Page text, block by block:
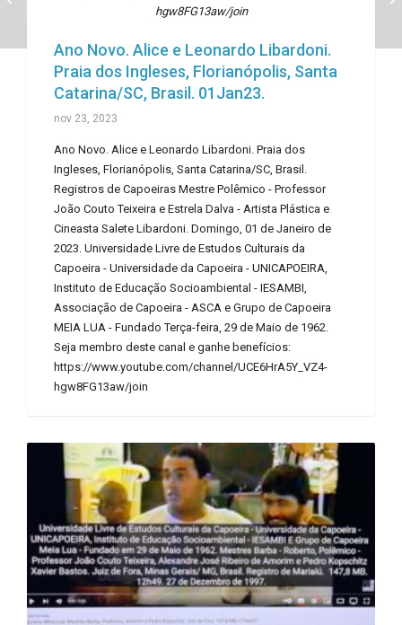
hgw8FG13aw/join
Ano Novo. Alice e Leonardo Libardoni.
Praia dos Ingleses, Florianópolis, Santa
Catarina/SC, Brasil. 01Jan23.
nov 23, 2023
Ano Novo. Alice e Leonardo Libardoni. Praia dos
Ingleses, Florianópolis, Santa Catarina/SC, Brasil.
Registros de Capoeiras Mestre Polêmico - Professor
João Couto Teixeira e Estrela Dalva - Artista Plástica e
Cineasta Salete Libardoni. Domingo, 01 de Janeiro de
2023. Universidade Livre de Estudos Culturais da
Capoeira - Universidade da Capoeira - UNICAPOEIRA,
Instituto de Educação Socioambiental - IESAMBI,
Associação de Capoeira - ASCA e Grupo de Capoeira
MEIA LUA - Fundado Terça-feira, 29 de Maio de 1962.
Seja membro deste canal e ganhe benefícios:
https://www.youtube.com/channel/UCE6HrA5Y_VZ4-
hgw8FG13aw/join